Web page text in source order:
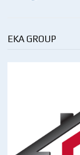
EKA GROUP